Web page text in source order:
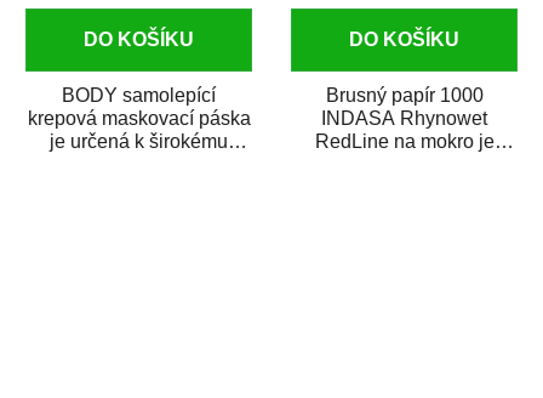
DO KOŠÍKU
BODY samolepící
krepová maskovací páska
je určená k širokému
DO KOŠÍKU
Brusný papír 1000
INDASA Rhynowet
RedLine na mokro je